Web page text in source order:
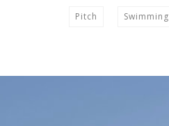
Pitch Swimming